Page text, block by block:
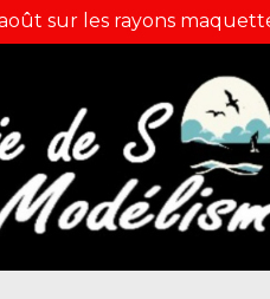
sur les rayons